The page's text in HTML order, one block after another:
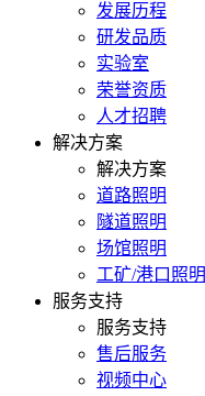
发展历程
研发品质
实验室
荣誉资质
人才招聘
解决方案
解决方案
道路照明
隧道照明
场馆照明
工矿/港口照明
服务支持
服务支持
售后服务
视频中心